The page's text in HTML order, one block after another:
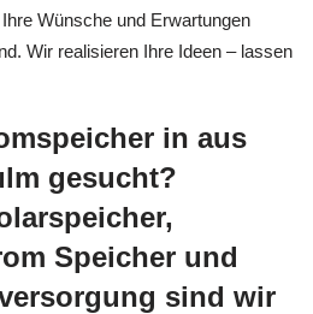
Wünsche und Erwartungen
Wir realisieren Ihre Ideen – lassen
in aus
gesucht?
Speicher und
sind wir